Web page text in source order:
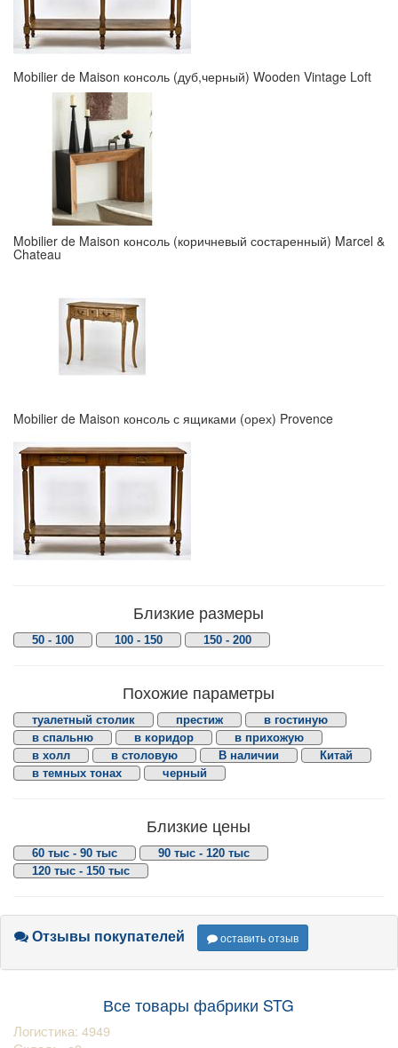
Mobilier de Maison консоль (дуб,черный) Wooden Vintage Loft
Mobilier de Maison консоль (коричневый состаренный) Marcel &
Chateau
Mobilier de Maison консоль с ящиками (орех) Provence
Близкие размеры
50 - 100 100 - 150 150 - 200
Похожие параметры
туалетный столик престиж
в гостиную
в спальню
в коридор
в прихожую
в холл
в столовую В наличии
Китай
в темных тонах
черный
Близкие цены
60 тыс - 90 тыс
90 тыс - 120 тыс
120 тыс - 150 тыс
Отзывы покупателей оставить отзыв
Все товары фабрики STG
Логистика: 4949